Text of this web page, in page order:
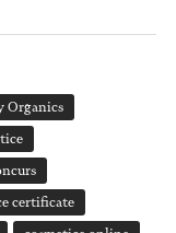
Organics
certificate